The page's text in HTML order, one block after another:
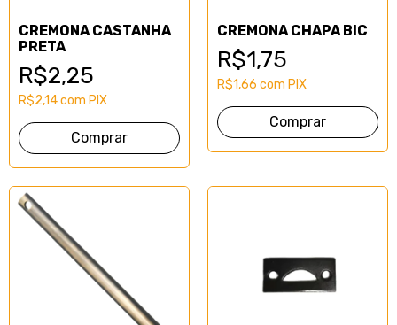
CREMONA CASTANHA
PRETA
R$2,25
R$2,14com PIX
CREMONA CHAPA BIC
R$1,75
R$1,66 com PIX